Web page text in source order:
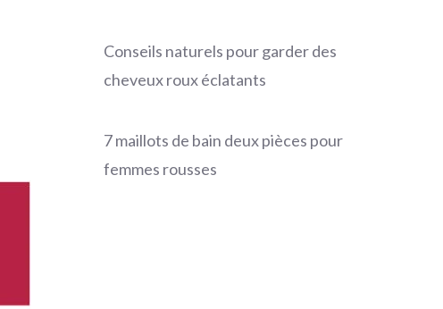
Conseils naturels pour garder des
cheveux roux éclatants
7 maillots de bain deux pièces pour
femmes rousses